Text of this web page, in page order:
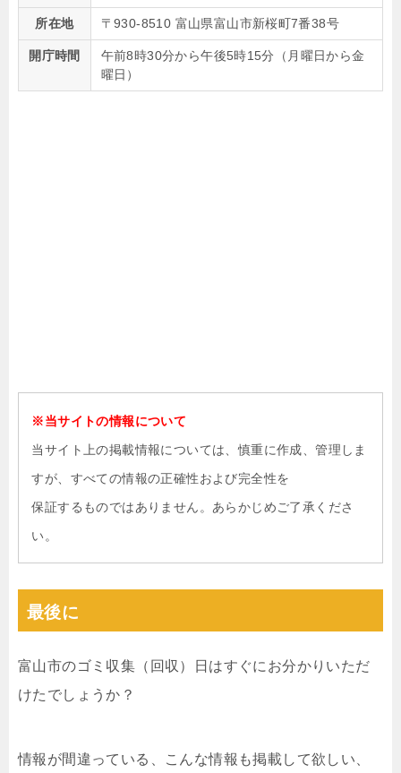
所在地 〒930-8510 富山県富山市新桜町7番38号
開庁時間
午前8時30分から午後5時15分（月曜日から金
曜日）
※当サイトの情報について
当サイト上の掲載情報については、慎重に作成、管理しま
すが、すべての情報の正確性および完全性を
保証するものではありません。あらかじめご了承くださ
い。
最後に
富山市のゴミ収集（回収）日はすぐにお分かりいただ
けたでしょうか？
情報が間違っている、こんな情報も掲載して欲しい、